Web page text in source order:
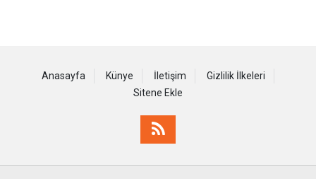
Anasayfa Künye İletişim
Gizlilik İlkeleri
Sitene Ekle